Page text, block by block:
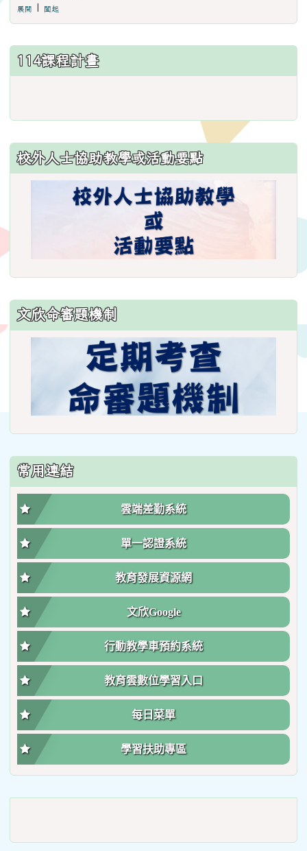
展開 闔起
114課程計畫
https://
ncsn=11&nsn=29
\
校外人士協助教學或活動要點
文欣命審題機制
常用連結
雲端差勤系統
單一認證系統
教育發展資源網
文欣Google
行動教學車預約系統
教育雲數位學習入口
每日菜單
學習扶助專區